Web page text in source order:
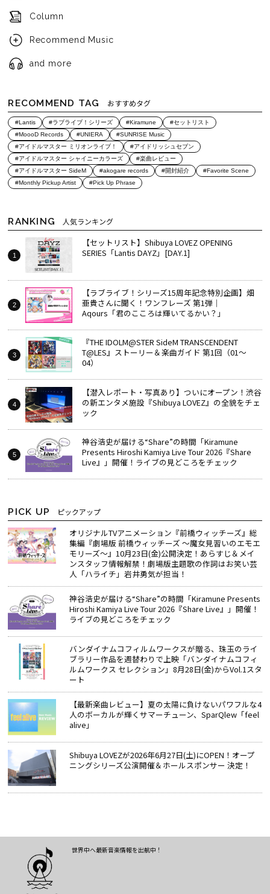
Column
Recommend Music
and more
RECOMMEND TAG おすすめタグ
#Lantis #ラブライブ！シリーズ #Kiramune
#セットリスト
#MoooD Records
#UNIERA
#SUNRISE Music
#アイドルマスター ミリオンライブ！
#アイドリッシュセブン
#アイドルマスター シャイニーカラーズ
#楽曲レビュー
#アイドルマスター SideM
#akogare records #開封紹介
#Favorite Scene
#Monthly Pickup Artist
#Pick Up Phrase
RANKING 人気ランキング
【セットリスト】Shibuya LOVEZ OPENING
SERIES「Lantis DAYZ」[DAY.1]
【ラブライブ！シリーズ15周年記念特別企画】畑
亜貴さんに聞く！ワンフレーズ 第1弾｜
Aqours「君のこころは輝いてるかい？」
『THE IDOLM@STER SideM TRANSCENDENT
T@LES』ストーリー＆楽曲ガイド 第1回（01～
04）
【潜入レポート・写真あり】ついにオープン！渋谷
の新エンタメ施設『Shibuya LOVEZ』の全貌をチェ
ック
神谷浩史が届ける“Share”の時間――「Kiramune
Presents Hiroshi Kamiya Live Tour 2026『Share
Live』」開催！ライブの見どころをチェック
PICK UP ピックアップ
オリジナルTVアニメーション『前橋ウィッチーズ』総
集編『劇場版 前橋ウィッチーズ ～魔女見習いのエモエ
モリーズ～』10月23日(金)公開決定！あらすじ＆メイ
ンスタッフ情報解禁！劇場版主題歌の作詞はお笑い芸
人「ハライチ」岩井勇気が担当！
神谷浩史が届ける“Share”の時間――「Kiramune Presents
Hiroshi Kamiya Live Tour 2026『Share Live』」開催！
ライブの見どころをチェック
バンダイナムコフィルムワークスが贈る、珠玉のライ
ブラリー作品を週替わりで上映「バンダイナムコフィ
ルムワークス セレクション」8月28日(金)からVol.1スタ
ート
【最新楽曲レビュー】夏の太陽に負けないパワフルな4
人のボーカルが輝くサマーチューン、SparQlew「feel
alive」
Shibuya LOVEZが2026年6月27日(土)にOPEN！オープ
ニングシリーズ公演開催＆ホールスポンサー 決定！
世界中へ最新音楽情報を出航中！